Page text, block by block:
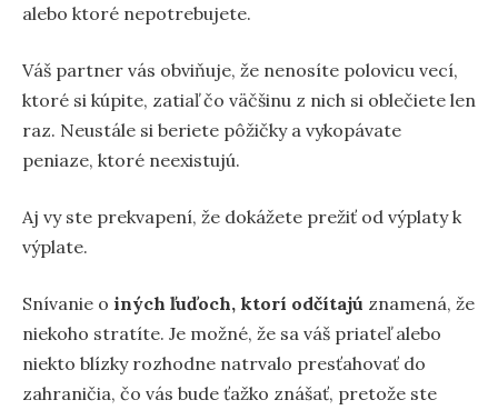
alebo ktoré nepotrebujete.
Váš partner vás obviňuje, že nenosíte polovicu vecí,
ktoré si kúpite, zatiaľ čo väčšinu z nich si oblečiete len
raz. Neustále si beriete pôžičky a vykopávate
peniaze, ktoré neexistujú.
Aj vy ste prekvapení, že dokážete prežiť od výplaty k
výplate.
Snívanie o iných ľuďoch, ktorí odčítajú znamená, že
niekoho stratíte. Je možné, že sa váš priateľ alebo
niekto blízky rozhodne natrvalo presťahovať do
zahraničia, čo vás bude ťažko znášať, pretože ste